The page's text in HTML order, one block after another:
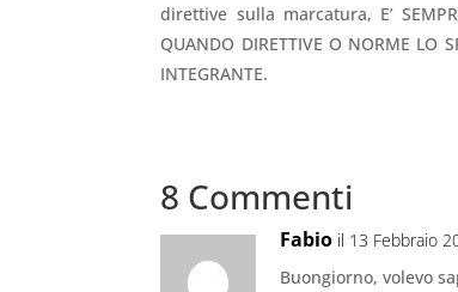
direttive sulla marcatura, E’
QUANDO DIRETTIVE O NORME LO
INTEGRANTE.
8 Commenti
Fabio il 13 Febbraio
Buongiorno, volevo